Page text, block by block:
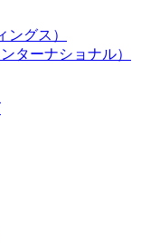
ングス）
ターナショナル）